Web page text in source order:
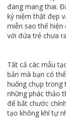
đang mang thai.
kỷ niệm thật đẹp
miễn sao thể
với đứa trẻ chưa
Tất cả các mẫu
bản mà bạn có
huống chụp trong
những phác thảo
để bắt chước
tạo không khí tự